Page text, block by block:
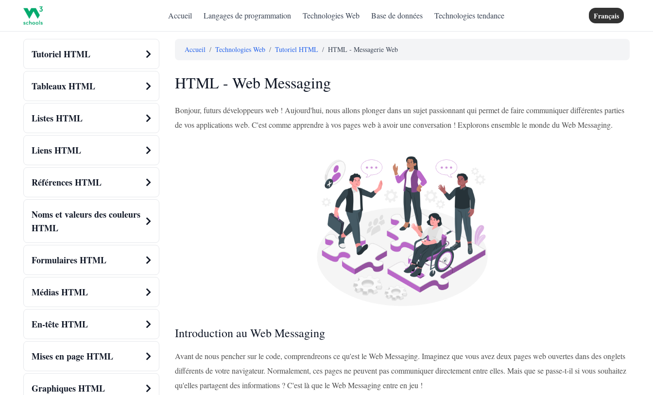
Accueil Langages de programmation Technologies Web Base de données Technologies tendance Français
Tutoriel HTML
Tableaux HTML
Listes HTML
Liens HTML
Références HTML
Noms et valeurs des couleurs
HTML
Formulaires HTML
Médias HTML
En-tête HTML
Mises en page HTML
Graphiques HTML
Accueil / Technologies Web / Tutoriel HTML / HTML - Messagerie Web
HTML - Web Messaging
Bonjour, futurs développeurs web ! Aujourd'hui, nous allons plonger dans un sujet passionnant qui permet de faire communiquer différentes parties
de vos applications web. C'est comme apprendre à vos pages web à avoir une conversation ! Explorons ensemble le monde du Web Messaging.
Introduction au Web Messaging
Avant de nous pencher sur le code, comprendreons ce qu'est le Web Messaging. Imaginez que vous avez deux pages web ouvertes dans des onglets
différents de votre navigateur. Normalement, ces pages ne peuvent pas communiquer directement entre elles. Mais que se passe-t-il si vous souhaitez
qu'elles partagent des informations ? C'est là que le Web Messaging entre en jeu !